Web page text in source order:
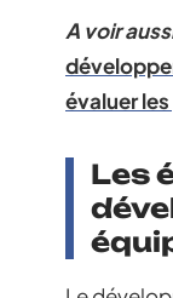
A voir
évaluer
Les